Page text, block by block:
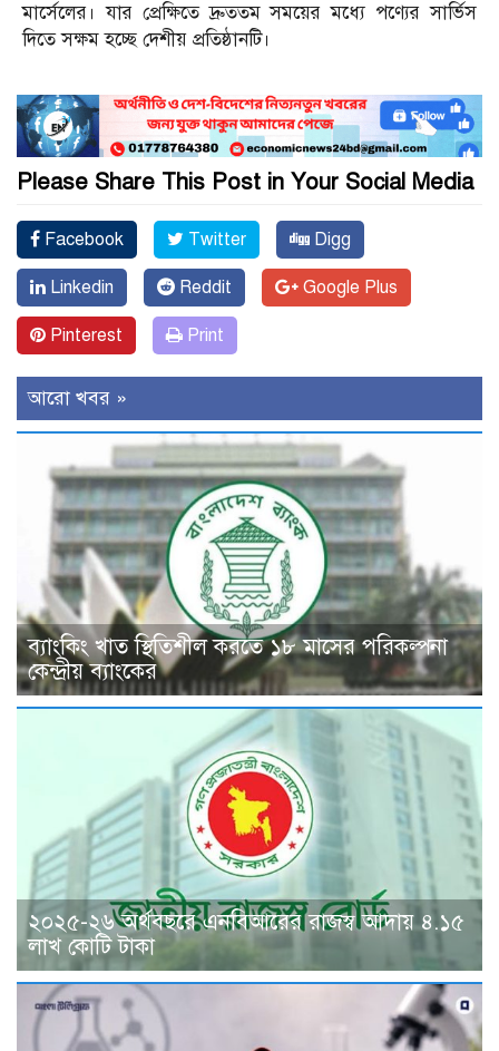
মার্সেলের। যার প্রেক্ষিতে দ্রুততম সময়ের মধ্যে পণ্যের সার্ভিস
দিতে সক্ষম হচ্ছে দেশীয় প্রতিষ্ঠানটি।
Please Share This Post in Your Social Media
Facebook Twitter Digg
Linkedin Reddit Google Plus
Pinterest Print
আরো খবর »
ব্যাংকিং খাত স্থিতিশীল করতে ১৮ মাসের পরিকল্পনা
কেন্দ্রীয় ব্যাংকের
২০২৫-২৬ অর্থবছরে এনবিআরের রাজস্ব আদায় ৪.১৫
লাখ কোটি টাকা